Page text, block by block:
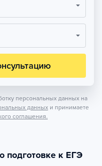
персональных данных на
данных и принимаете
соглашения.
подготовке к ЕГЭ